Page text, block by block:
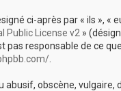
ci-après par « ils », «
Public License v2 »
pas responsable de ce
.
abusif, obscène,